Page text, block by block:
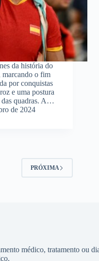
da história do
marcando o fim
por conquistas
e uma postura
das quadras. A…
de 2024
PRÓXIMA
médico, tratamento ou